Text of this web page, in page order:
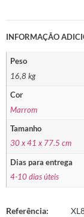
INFORMAÇÃO
Peso
16,8 kg
Cor
Marrom
Tamanho
30 x 41 x 77.5 cm
Dias para entrega
4-10 dias úteis
Referência: